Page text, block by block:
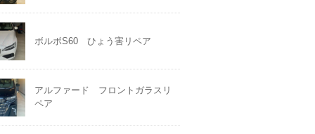
ボルボS60 ひょう害リペア
アルファード フロントガラスリ
ペア